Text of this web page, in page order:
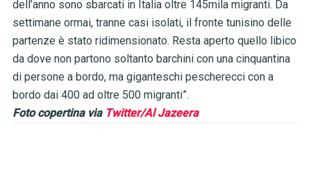
dell’anno sono sbarcati in Italia oltre 145mila migranti. Da
settimane ormai, tranne casi isolati, il fronte tunisino delle
partenze è stato ridimensionato. Resta aperto quello libico
da dove non partono soltanto barchini con una cinquantina
di persone a bordo, ma giganteschi pescherecci con a
bordo dai 400 ad oltre 500 migranti”.
Foto copertina via Twitter/Al Jazeera